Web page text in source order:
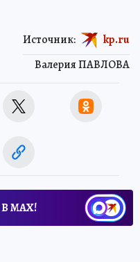
Валерия ПАВЛОВА
Источник: kp.ru
МАХ!